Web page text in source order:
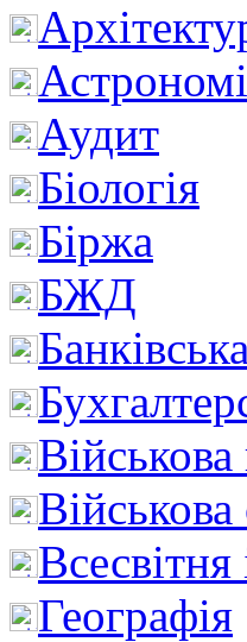
Аудит
Біологія
Біржа
БЖД
Військова
Всесвітня
Географія